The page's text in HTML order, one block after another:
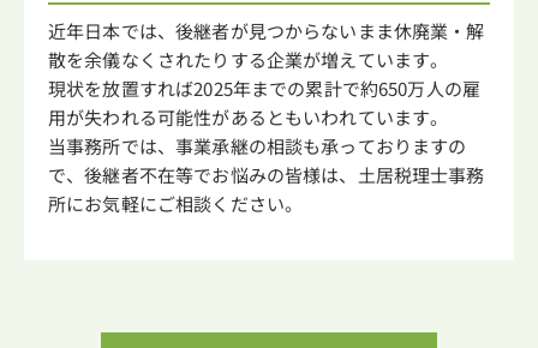
近年日本では、後継者が見つからないまま休廃業・解
散を余儀なくされたりする企業が増えています。
現状を放置すれば2025年までの累計で約650万人の雇
用が失われる可能性があるともいわれています。
当事務所では、事業承継の相談も承っておりますの
で、後継者不在等でお悩みの皆様は、土居税理士事務
所にお気軽にご相談ください。